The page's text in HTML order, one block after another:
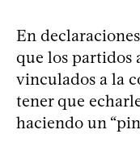
En
que los partidos
vinculados a la
tener que
haciendo un